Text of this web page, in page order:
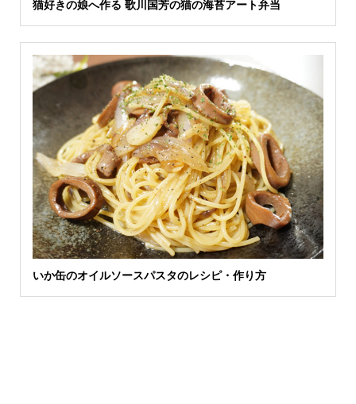
猫好きの娘へ作る 歌川国芳の猫の海苔アート弁当
いか缶のオイルソースパスタのレシピ・作り方